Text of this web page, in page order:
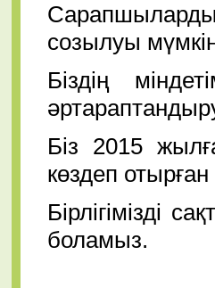
созылуы
Біздің
Біз 2015
көздеп отырған
Бірлігімізді
боламыз.